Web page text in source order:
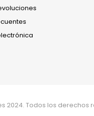
2024. Todos los derechos